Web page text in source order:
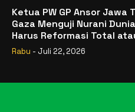
Ketua PW GP Ansor Jawa
Gaza Menguji Nurani
Harus Reformasi Total
Kehilangan Legitimasi
Rabu - Juli 22, 2026